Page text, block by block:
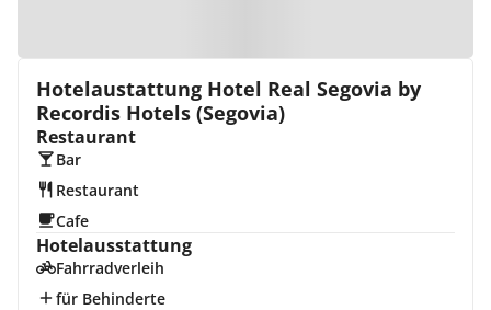
Hotelaustattung Hotel Real Segovia by
Recordis Hotels (Segovia)
Restaurant
Bar
Restaurant
Cafe
Hotelausstattung
Fahrradverleih
für Behinderte